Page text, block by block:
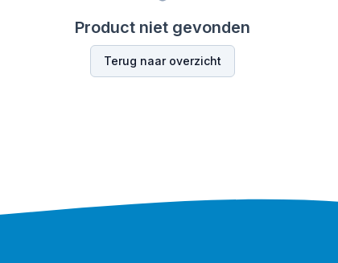
Product niet gevonden
Terug naar overzicht